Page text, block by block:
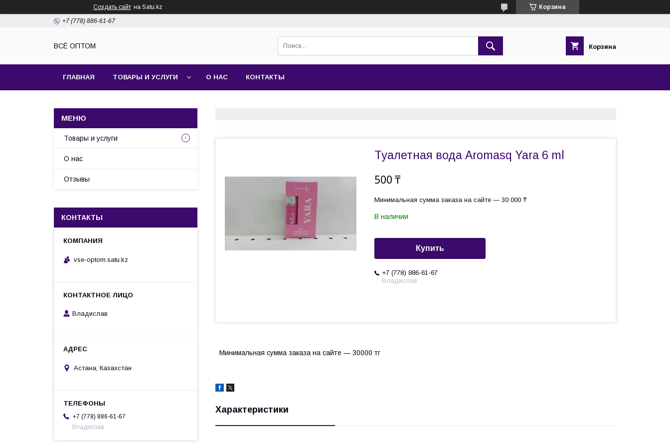
Создать сайт на Satu.kz Корзина
+7 (778) 886-61-67
ВСЁ ОПТОМ Корзина
ГЛАВНАЯ ТОВАРЫ И УСЛУГИ О НАС КОНТАКТЫ
Туалетная вода Aromasq Yara 6 ml
500 ₸
Минимальная сумма заказа на сайте — 30 000 ₸
В наличии
Купить
+7 (778) 886-61-67
Владислав
Минимальная сумма заказа на сайте — 30000 тг
Характеристики
Товары и услуги
О нас
Отзывы
КОНТАКТЫ
vse-optom.satu.kz
Владислав
Астана, Казахстан
+7 (778) 886-61-67
Владислав